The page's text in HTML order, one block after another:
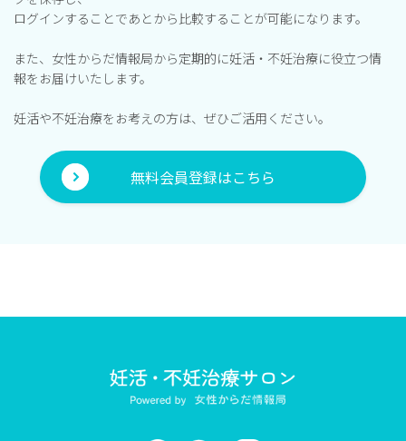
ログインすることであとから比較することが可能になります。
また、女性からだ情報局から定期的に妊活・不妊治療に役立つ情
報をお届けいたします。
妊活や不妊治療をお考えの方は、ぜひご活用ください。
無料会員登録はこちら